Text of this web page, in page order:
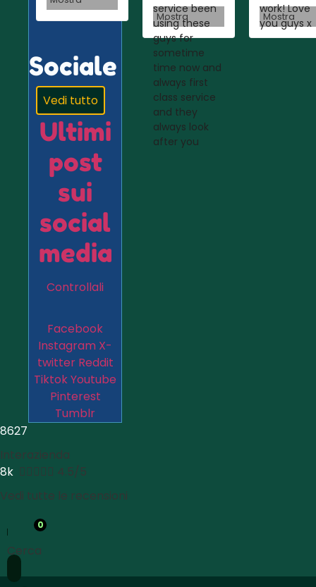
service been
using these
guys for
sometime
time now and
always first
class service
and they
always look
after you
Mostra
work! Love
you guys x
Mostra
Sociale
Vedi tutto
Ultimi
post
sui
social
media
Controllali
Facebook
Instagram X-
twitter Reddit
TiktokYoutube
Pinterest
Tumblr
8627
Interazienda
8k  4.5/5
Vedi tutte le recensioni
0
Cerca